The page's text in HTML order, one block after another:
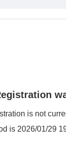
is not
is 2026/01/29